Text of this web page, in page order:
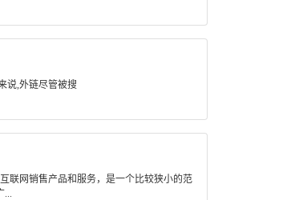
说,外链尽管被搜
联网销售产品和服务，是一个比较狭小的范
...